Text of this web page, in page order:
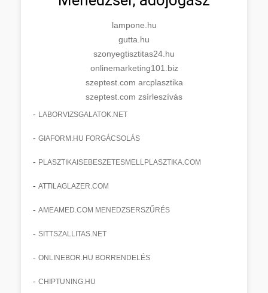
lampone.hu
gutta.hu
szonyegtisztitas24.hu
onlinemarketing101.biz
szeptest.com arcplasztika
szeptest.com zsírleszívás
- LABORVIZSGALATOK.NET
- GIAFORM.HU FORGÁCSOLÁS
- PLASZTIKAISEBESZETESMELLPLASZTIKA.COM
- ATTILAGLAZER.COM
- AMEAMED.COM MENEDZSERSZŰRÉS
- SITTSZALLITAS.NET
- ONLINEBOR.HU BORRENDELÉS
- CHIPTUNING.HU